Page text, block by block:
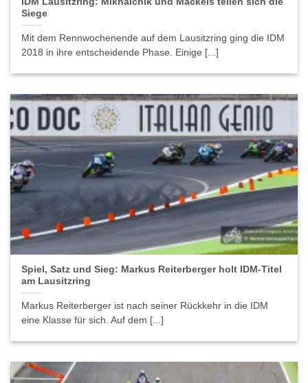
Siege
Mit dem Rennwochenende auf dem Lausitzring ging die IDM
2018 in ihre entscheidende Phase. Einige [...]
Spiel, Satz und Sieg: Markus Reiterberger holt IDM-Titel
am Lausitzring
Markus Reiterberger ist nach seiner Rückkehr in die IDM
eine Klasse für sich. Auf dem [...]